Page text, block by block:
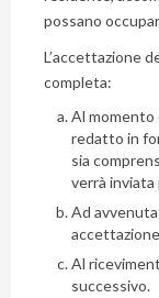
possano
L’accettazione
completa:
Al momento
redatto in
sia
verrà inviata
Ad
Al
successivo.